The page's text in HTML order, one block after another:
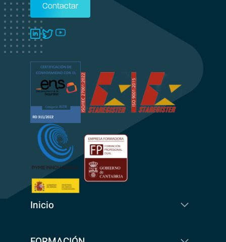
Contactar
Inicio